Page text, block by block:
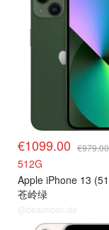
€1099.00 €979.00
512G
Apple iPhone 13
苍岭绿
@dealmoon.de